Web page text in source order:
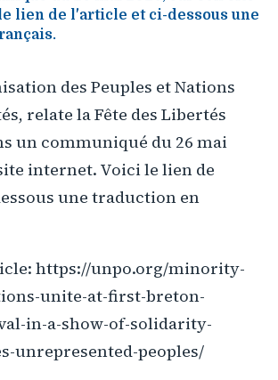
lien de l'article et ci-dessous une
des Peuples et Nations
relate la Fête des Libertés
un communiqué du 26 mai
internet. Voici le lien de
une traduction en
https://unpo.org/minority-
unite-at-first-breton-
in-a-show-of-solidarity-
unrepresented-peoples/